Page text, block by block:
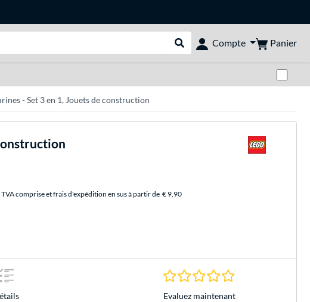
Rechercher dans le shop
Compte Panier
- Set 3 en 1, Jouets de construction
TVA comprise et frais d'expédition en sus à partir de € 9,90
0.0 Étoiles à 0
Evaluez maintenant